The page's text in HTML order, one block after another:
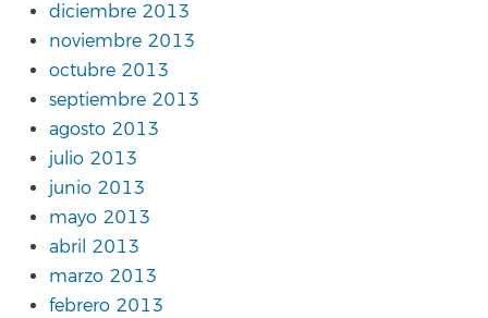
diciembre 2013
noviembre 2013
octubre 2013
septiembre 2013
agosto 2013
julio 2013
junio 2013
mayo 2013
abril 2013
marzo 2013
febrero 2013